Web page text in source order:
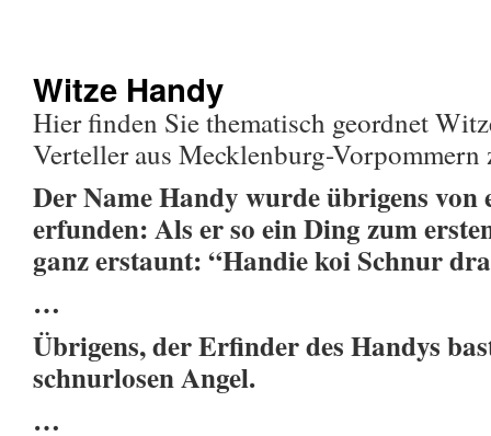
Witze Handy
Hier finden Sie thematisch geordnet
Verteller aus Mecklenburg-Vorpommern
Der Name Handy wurde übrigens von
erfunden: Als er so ein Ding zum
ganz erstaunt: “Handie koi Schnur
…
Übrigens, der Erfinder des Handys
schnurlosen Angel.
…